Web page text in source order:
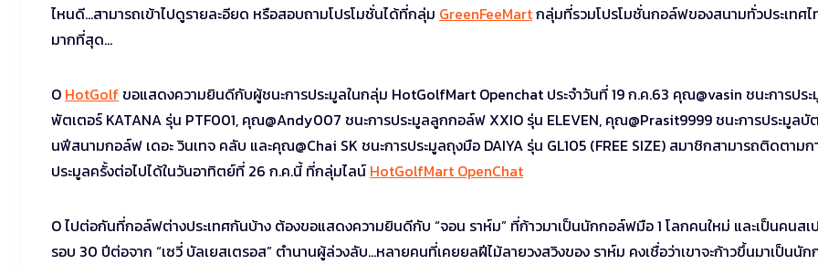
ไหนดี…สามารถเข้าไปดูรายละอียด หรือสอบถามโปรโมชั่นได้ที่กลุ่ม GreenFeeMartกลุ่มที่รวมโปรโมชั่นกอล์ฟของสนามทั่วประเทศไ
มากที่สุด…
O HotGolfขอแสดงความยินดีกับผู้ชนะการประมูลในกลุ่ม HotGolfMart Openchat ประจำวันที่ 19 ก.ค.63 คุณ@vasin ชนะการประ
พัตเตอร์ KATANA รุ่น PTF001, คุณ@Andy007 ชนะการประมูลลูกกอล์ฟ XXIO รุ่น ELEVEN, คุณ@Prasit9999 ชนะการประมูลบั
นฟีสนามกอล์ฟ เดอะ วินเทจ คลับ และคุณ@Chai SK ชนะการประมูลถุงมือ DAIYA รุ่น GL105 (FREE SIZE) สมาชิกสามารถติดตามก
ประมูลครั้งต่อไปได้ในวันอาทิตย์ที่ 26 ก.ค.นี้ ที่กลุ่มไลน์ HotGolfMart OpenChat
O ไปต่อกันที่กอล์ฟต่างประเทศกันบ้าง ต้องขอแสดงความยินดีกับ “จอน ราห์ม” ที่ก้าวมาเป็นนักกอล์ฟมือ 1 โลกคนใหม่ และเป็นคนสเ
รอบ 30 ปีต่อจาก “เซวี่ บัลเยสเตรอส” ตำนานผู้ล่วงลับ…หลายคนที่เคยยลฝีไม้ลายวงสวิงของ ราห์ม คงเชื่อว่าเขาจะก้าวขึ้นมาเป็นนั